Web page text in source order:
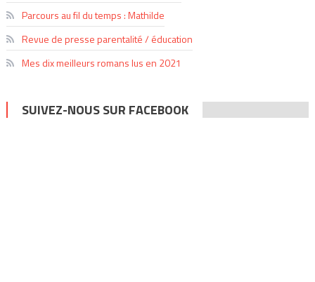
Parcours au fil du temps : Mathilde
Revue de presse parentalité / éducation
Mes dix meilleurs romans lus en 2021
SUIVEZ-NOUS SUR FACEBOOK